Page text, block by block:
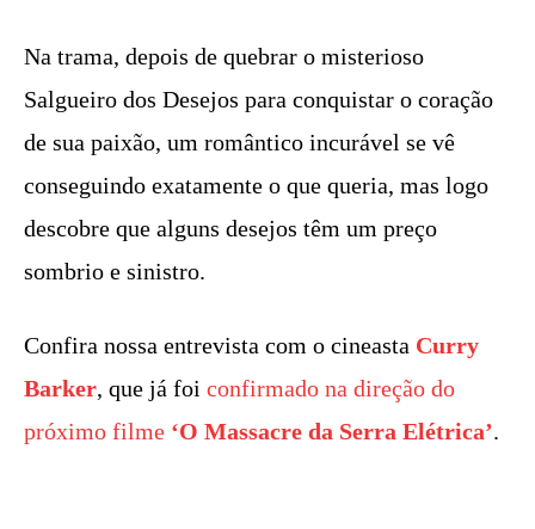
Na trama, depois de quebrar o misterioso
Salgueiro dos Desejos para conquistar o coração
de sua paixão, um romântico incurável se vê
conseguindo exatamente o que queria, mas logo
descobre que alguns desejos têm um preço
sombrio e sinistro.
Confira nossa entrevista com o cineasta Curry
Barker, que já foi confirmado na direção do
próximo filme ‘O Massacre da Serra Elétrica’.